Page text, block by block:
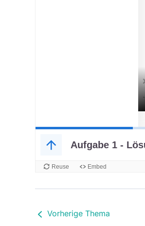
Vorherige Thema